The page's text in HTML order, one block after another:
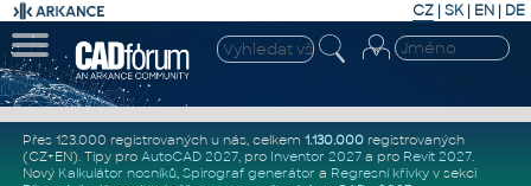
CZ | SK| EN | DE
Přes 123.000 registrovaných u nás, celkem 1.130.000registrovaných
(CZ+EN). Tipy pro AutoCAD 2027, pro Inventor 2027a pro Revit 2027.
Nový Kalkulátor nosníků, Spirograf generátor a Regresní křivkyv sekci